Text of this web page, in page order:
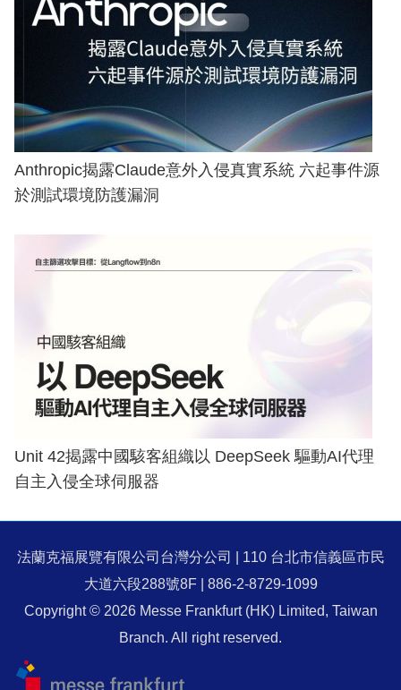
Anthropic揭露Claude意外入侵真實系統 六起事件源
於測試環境防護漏洞
Unit 42揭露中國駭客組織以 DeepSeek 驅動AI代理
自主入侵全球伺服器
法蘭克福展覽有限公司台灣分公司 | 110 台北市信義區市民
大道六段288號8F | 886-2-8729-1099
Copyright © 2026 Messe Frankfurt (HK) Limited, Taiwan
Branch. All right reserved.